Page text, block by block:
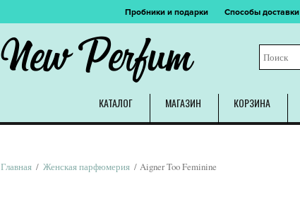
Пробники и подарки Способы доставки
New Perfum
КАТАЛОГ МАГАЗИН КОРЗИНА
Главная / Женская парфюмерия / Aigner Too Feminine